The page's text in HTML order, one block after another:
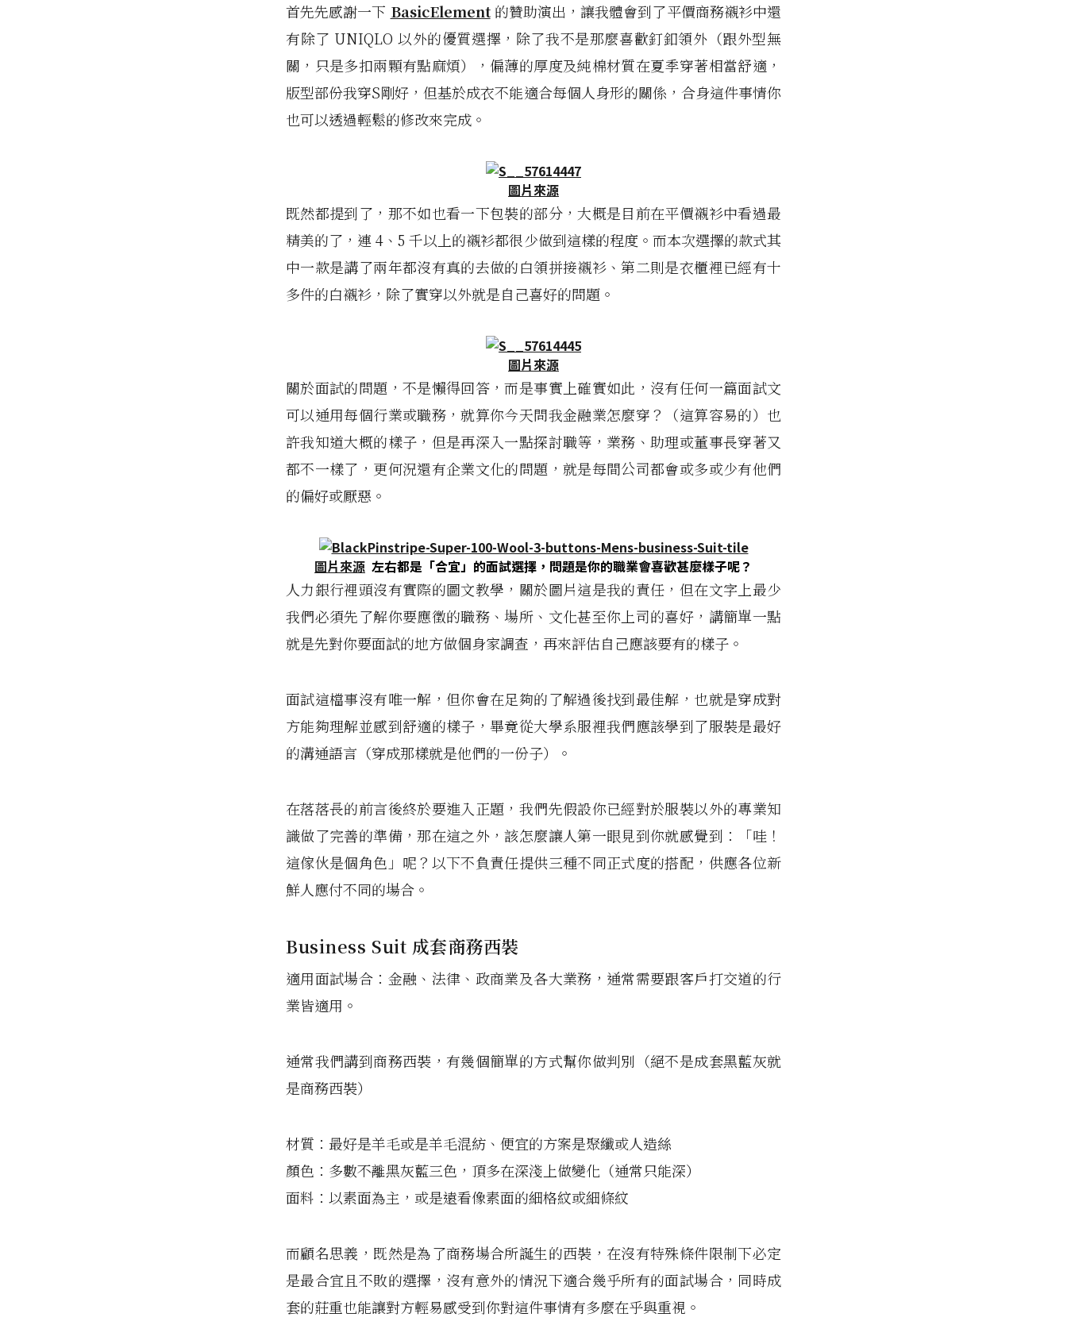
首先先感謝一下 BasicElement的贊助演出，讓我體會到了平價商務襯衫中還
有除了 UNIQLO 以外的優質選擇，除了我不是那麼喜歡釘釦領外（跟外型無
關，只是多扣兩顆有點麻煩），偏薄的厚度及純棉材質在夏季穿著相當舒適，
版型部份我穿S剛好，但基於成衣不能適合每個人身形的關係，合身這件事情你
也可以透過輕鬆的修改來完成。
圖片來源
既然都提到了，那不如也看一下包裝的部分，大概是目前在平價襯衫中看過最
精美的了，連 4、5 千以上的襯衫都很少做到這樣的程度。而本次選擇的款式其
中一款是講了兩年都沒有真的去做的白領拼接襯衫、第二則是衣櫃裡已經有十
多件的白襯衫，除了實穿以外就是自己喜好的問題。
圖片來源
關於面試的問題，不是懶得回答，而是事實上確實如此，沒有任何一篇面試文
可以通用每個行業或職務，就算你今天問我金融業怎麼穿？（這算容易的）也
許我知道大概的樣子，但是再深入一點探討職等，業務、助理或董事長穿著又
都不一樣了，更何況還有企業文化的問題，就是每間公司都會或多或少有他們
的偏好或厭惡。
圖片來源 左右都是「合宜」的面試選擇，問題是你的職業會喜歡甚麼樣子呢？
人力銀行裡頭沒有實際的圖文教學，關於圖片這是我的責任，但在文字上最少
我們必須先了解你要應徵的職務、場所、文化甚至你上司的喜好，講簡單一點
就是先對你要面試的地方做個身家調查，再來評估自己應該要有的樣子。
面試這檔事沒有唯一解，但你會在足夠的了解過後找到最佳解，也就是穿成對
方能夠理解並感到舒適的樣子，畢竟從大學系服裡我們應該學到了服裝是最好
的溝通語言（穿成那樣就是他們的一份子）。
在落落長的前言後終於要進入正題，我們先假設你已經對於服裝以外的專業知
識做了完善的準備，那在這之外，該怎麼讓人第一眼見到你就感覺到：「哇！
這傢伙是個角色」呢？以下不負責任提供三種不同正式度的搭配，供應各位新
鮮人應付不同的場合。
Business Suit 成套商務西裝
適用面試場合：金融、法律、政商業及各大業務，通常需要跟客戶打交道的行
業皆適用。
通常我們講到商務西裝，有幾個簡單的方式幫你做判別（絕不是成套黑藍灰就
是商務西裝）
材質：最好是羊毛或是羊毛混紡、便宜的方案是聚纖或人造絲
顏色：多數不離黑灰藍三色，頂多在深淺上做變化（通常只能深）
面料：以素面為主，或是遠看像素面的細格紋或細條紋
而顧名思義，既然是為了商務場合所誕生的西裝，在沒有特殊條件限制下必定
是最合宜且不敗的選擇，沒有意外的情況下適合幾乎所有的面試場合，同時成
套的莊重也能讓對方輕易感受到你對這件事情有多麼在乎與重視。